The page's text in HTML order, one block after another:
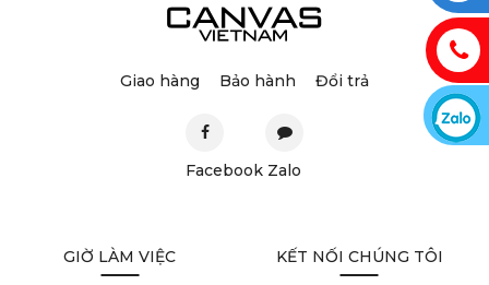
Giao hàng Bảo hành Đổi trả
Facebook Zalo
GIỜ LÀM VIỆC KẾT NỐI CHÚNG TÔI